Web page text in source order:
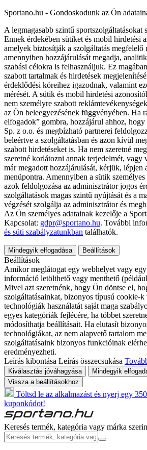
Sportano.hu - Gondoskodunk az Ön
A legmagasabb szintű sportszolgáltatásokat
Ennek érdekében sütiket és mobil hirdetési
amelyek biztosítják a szolgáltatás megfelelő
amennyiben hozzájárulását megadja,
szabási célokra is felhasználjuk. Ez
szabott tartalmak és hirdetések
érdeklődési köreihez igazodnak, valamint
mérését. A sütik és mobil hirdetési
nem személyre szabott
az Ön beleegyezésének függvényében. Ha
elfogadok” gombra, hozzájárul ahhoz,
Sp. z o.o. és megbízható partnerei
beleértve a szolgáltatásban és azon kívül
szabott hirdetéseket is. Ha nem szeretné
szeretné korlátozni annak terjedelmét, vagy
már megadott hozzájárulását, kérjük, lépjen
menüpontra. Amennyiben a sütik
azok feldolgozása az adminisztrátor jogos
szolgáltatások magas szintű nyújtását és a
végzését szolgálja az adminisztrátor és
Az Ön személyes adatainak kezelője a
Kapcsolat: gdpr@sportano.hu. További
és süti szabályzatunkban találhatók.
Mindegyik elfogadása Beállítások
Beállítások
Amikor meglátogat egy webhelyet vagy
információ letölthető vagy menthető
Mivel azt szeretnénk, hogy Ön döntse el,
szolgáltatásainkat, bizonyos típusú cookie-k
technológiák használatát saját maga
egyes kategóriák fejlécére, ha többet
módosíthatja beállításait. Ha elutasít
technológiákat, az nem alapvető tartalom
szolgáltatásaink bizonyos funkcióinak
eredményezheti.
Leírás kibontása Leírás összecsukása
Kiválasztás jóváhagyása
Mindegyik
Vissza a beállításokhoz
Töltsd le az alkalmazást és nyerj egy
kuponkódot!
Keresés termék, kategória vagy márka